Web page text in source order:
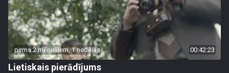
pirms 2 mēnešiem, 1 nedēļas 00:42:23
Lietiskais pierādījums